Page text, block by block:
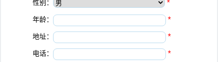
性别： *
年龄： *
地址： *
电话： *